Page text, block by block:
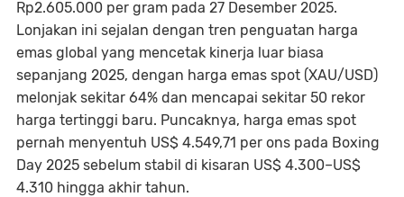
Rp2.605.000 per gram pada 27 Desember 2025.
Lonjakan ini sejalan dengan tren penguatan harga
emas global yang mencetak kinerja luar biasa
sepanjang 2025, dengan harga emas spot (XAU/USD)
melonjak sekitar 64% dan mencapai sekitar 50 rekor
harga tertinggi baru. Puncaknya, harga emas spot
pernah menyentuh US$ 4.549,71 per ons pada Boxing
Day 2025 sebelum stabil di kisaran US$ 4.300–US$
4.310 hingga akhir tahun.